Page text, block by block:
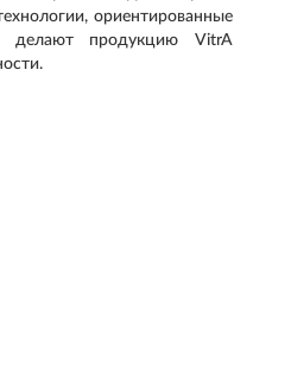
ориентированные
делают продукцию VitrA